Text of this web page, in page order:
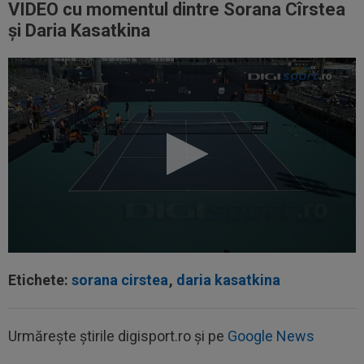
VIDEO cu momentul dintre Sorana Cîrstea
și Daria Kasatkina
Etichete: sorana cirstea, daria kasatkina
Urmărește știrile digisport.ro și pe Google News
serii, după KuPS - Craiova: ”Știi cine mă...
Rodri!